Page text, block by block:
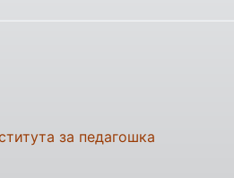
за педагошка